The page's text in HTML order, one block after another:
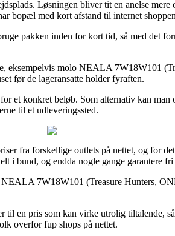
Løsningen bliver tit en anelse
bopæl med kort afstand til internet
pakken inden for kort tid, så med det
eksempelvis molo NEALA 7W18W101
før de lageransatte holder fyraften.
et konkret beløb. Som alternativ kan
til et udleveringssted.
fra forskellige outlets på nettet, og for
i bund, og endda nogle gange garantere
7W18W101 (Treasure Hunters,
en pris som kan virke utrolig tiltalende,
overfor fup shops på nettet.